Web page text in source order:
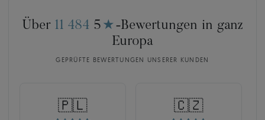
Über 11 484 5 ★ -Bewertungen in ganz
Europa
GEPRÜFTE BEWERTUNGEN UNSERER KUNDEN
🇵🇱 🇨🇿